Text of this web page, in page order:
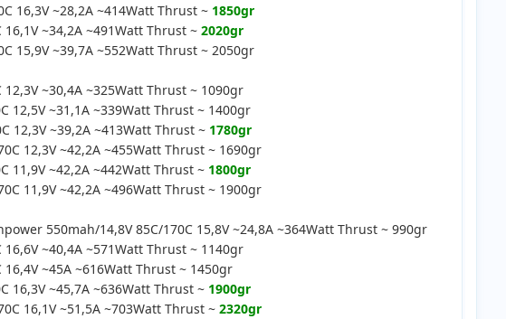
16,3V ~28,2A ~414Watt Thrust ~ 1850gr
~34,2A ~491Watt Thrust ~ 2020gr
15,9V ~39,7A ~552Watt Thrust ~ 2050gr
12,3V ~30,4A ~325Watt Thrust ~ 1090gr
12,5V ~31,1A ~339Watt Thrust ~ 1400gr
12,3V ~39,2A ~413Watt Thrust ~ 1780gr
12,3V ~42,2A ~455Watt Thrust ~ 1690gr
11,9V ~42,2A ~442Watt Thrust ~ 1800gr
11,9V ~42,2A ~496Watt Thrust ~ 1900gr
550mah/14,8V 85C/170C 15,8V ~24,8A ~364Watt Thrust ~ 990gr
16,6V ~40,4A ~571Watt Thrust ~ 1140gr
16,4V ~45A ~616Watt Thrust ~ 1450gr
16,3V ~45,7A ~636Watt Thrust ~ 1900gr
16,1V ~51,5A ~703Watt Thrust ~ 2320gr